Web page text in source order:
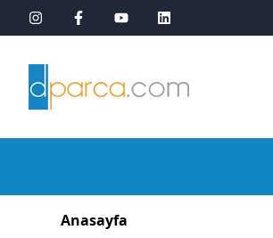
Anasayfa